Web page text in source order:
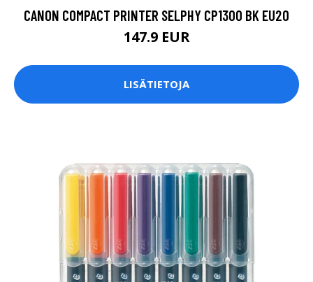
CANON COMPACT PRINTER SELPHY CP1300 BK EU20
147.9 EUR
LISÄTIETOJA